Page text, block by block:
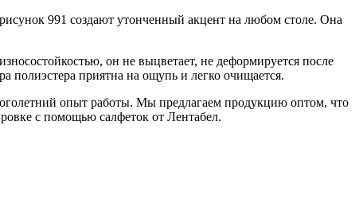
991 создают утонченный акцент на любом столе. Она
он не выцветает, не деформируется после
полиэстера приятна на ощупь и легко очищается.
опыт работы. Мы предлагаем продукцию оптом, что
с помощью салфеток от Лентабел.